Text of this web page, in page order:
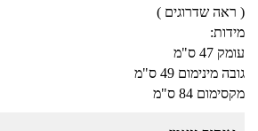
( ראה שדרוגים )
מידות:
עומק 47 ס"מ
גובה מינימום 49 ס"מ
מקסימום 84 ס"מ